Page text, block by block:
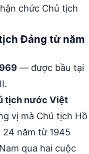
chức Chủ tịch
Đảng từ năm
— được bầu tại
tịch nước Việt
vị mà Chủ tịch Hồ
năm từ 1945
qua hai cuộc